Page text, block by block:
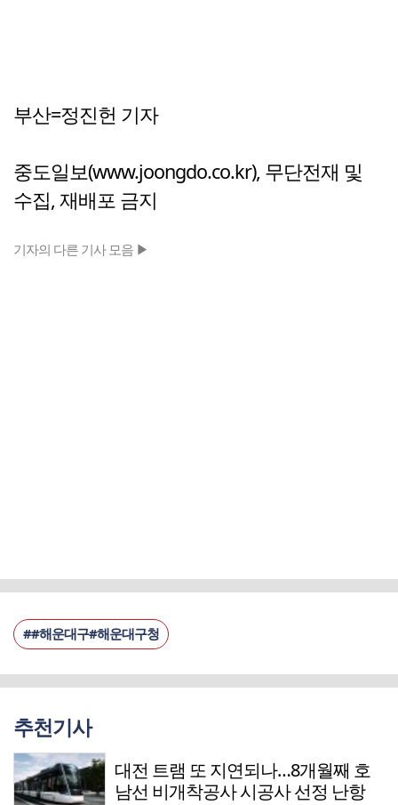
부산=정진헌 기자
중도일보(www.joongdo.co.kr), 무단전재 및
수집, 재배포 금지
기자의 다른 기사 모음 ▶
##해운대구#해운대구청
추천기사
대전 트램 또 지연되나…8개월째 호
남선 비개착공사 시공사 선정 난항